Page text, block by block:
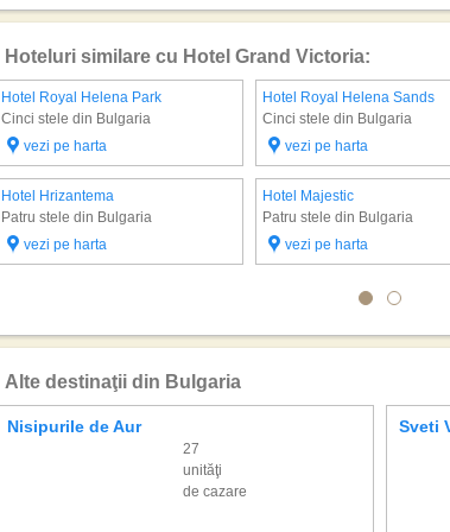
Hoteluri similare cu Hotel Grand Victoria:
Hotel Royal Helena Park
Cinci stele din Bulgaria
vezi pe harta
Hotel Royal Helena Sands
Cinci stele din Bulgaria
vezi pe harta
Hotel Hrizantema
Patru stele din Bulgaria
vezi pe harta
Hotel Majestic
Patru stele din Bulgaria
vezi pe harta
Alte destinaţii din Bulgaria
Nisipurile de Aur
27
unităţi
de cazare
Sveti